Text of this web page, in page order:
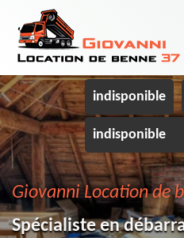
indisponible
indisponible
Giovanni Location de
Spécialiste en